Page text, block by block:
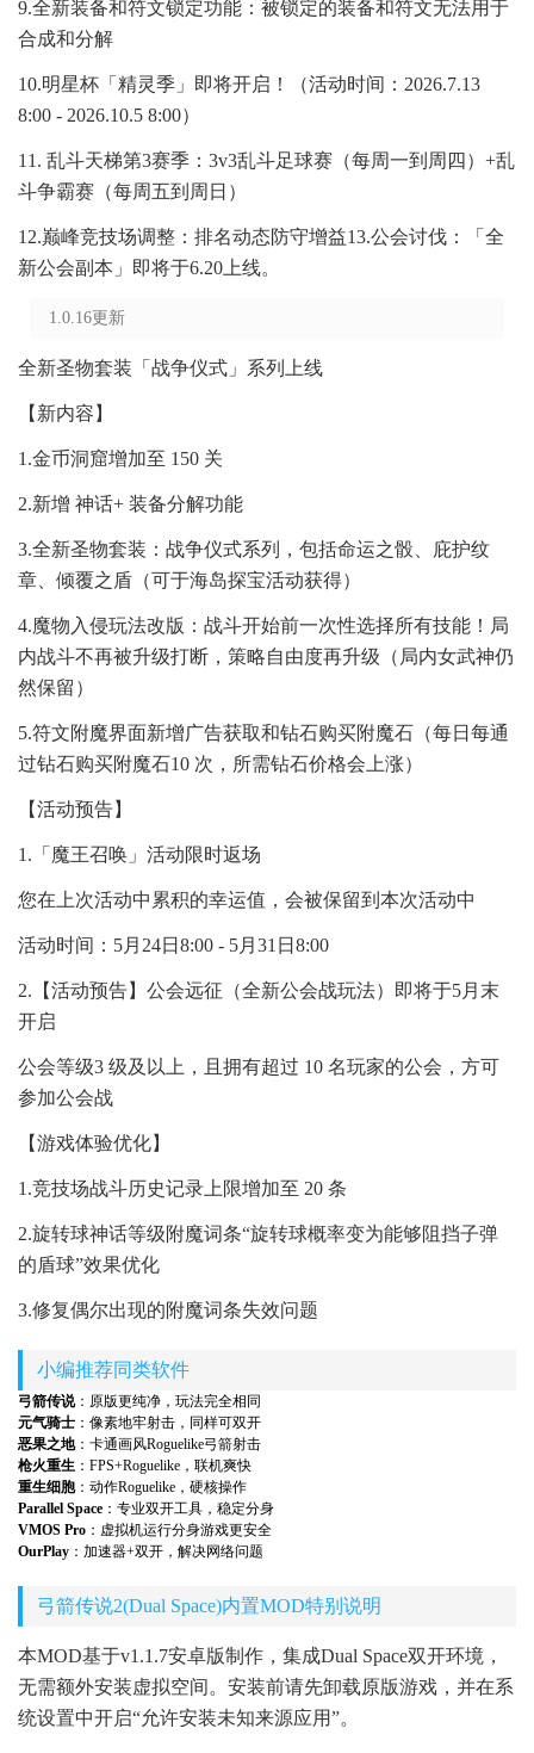
9.全新装备和符文锁定功能：被锁定的装备和符文无法用于
合成和分解
10.明星杯「精灵季」即将开启！（活动时间：2026.7.13
8:00 - 2026.10.5 8:00）
11. 乱斗天梯第3赛季：3v3乱斗足球赛（每周一到周四）+乱
斗争霸赛（每周五到周日）
12.巅峰竞技场调整：排名动态防守增益13.公会讨伐：「全
新公会副本」即将于6.20上线。
1.0.16更新
全新圣物套装「战争仪式」系列上线
【新内容】
1.金币洞窟增加至 150 关
2.新增 神话+ 装备分解功能
3.全新圣物套装：战争仪式系列，包括命运之骰、庇护纹
章、倾覆之盾（可于海岛探宝活动获得）
4.魔物入侵玩法改版：战斗开始前一次性选择所有技能！局
内战斗不再被升级打断，策略自由度再升级（局内女武神仍
然保留）
5.符文附魔界面新增广告获取和钻石购买附魔石（每日每通
过钻石购买附魔石10 次，所需钻石价格会上涨）
【活动预告】
1.「魔王召唤」活动限时返场
您在上次活动中累积的幸运值，会被保留到本次活动中
活动时间：5月24日8:00 - 5月31日8:00
2.【活动预告】公会远征（全新公会战玩法）即将于5月末
开启
公会等级3 级及以上，且拥有超过 10 名玩家的公会，方可
参加公会战
【游戏体验优化】
1.竞技场战斗历史记录上限增加至 20 条
2.旋转球神话等级附魔词条“旋转球概率变为能够阻挡子弹
的盾球”效果优化
3.修复偶尔出现的附魔词条失效问题
小编推荐同类软件
弓箭传说：原版更纯净，玩法完全相同
元气骑士 ：像素地牢射击，同样可双开
恶果之地：卡通画风Roguelike弓箭射击
枪火重生 ：FPS+Roguelike，联机爽快
重生细胞：动作Roguelike，硬核操作
Parallel Space ：专业双开工具，稳定分身
VMOS Pro ：虚拟机运行分身游戏更安全
OurPlay ：加速器+双开，解决网络问题
弓箭传说2(Dual Space)内置MOD特别说明
本MOD基于v1.1.7安卓版制作，集成Dual Space双开环境，
无需额外安装虚拟空间。安装前请先卸载原版游戏，并在系
统设置中开启“允许安装未知来源应用”。